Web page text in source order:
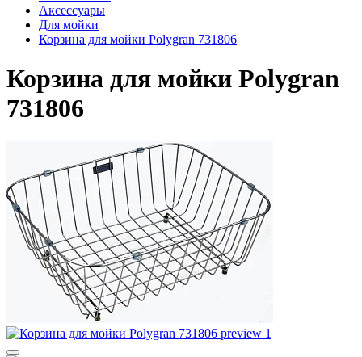
Аксессуары
Для мойки
Корзина для мойки Polygran 731806
Корзина для мойки Polygran
731806